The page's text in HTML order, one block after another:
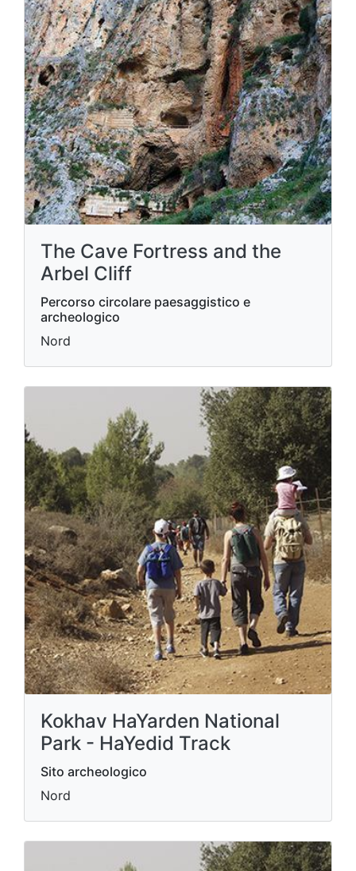
The Cave Fortress and the
Arbel Cliff
Percorso circolare paesaggistico e
archeologico
Nord
Kokhav HaYarden National
Park - HaYedid Track
Sito archeologico
Nord